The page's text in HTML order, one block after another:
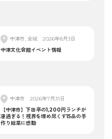
中津市, 全域
2026年8月3日
中津文化会館イベント情報
中津市
2026年7月31日
【中津市】下田亭の1,200円ランチが
凄過ぎる！視界を埋め尽くす15品の手
作り総菜に感動